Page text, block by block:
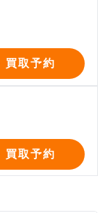
買取予約
買取予約